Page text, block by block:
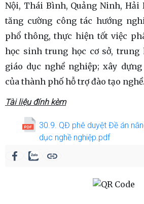
Nội, Thái Bình, Quảng Ninh, Hải
tăng cường công tác hướng
phổ thông, thực hiện tốt việc
học sinh trung học cơ sở, trung
giáo dục nghề nghiệp; xây
của thành phố hỗ trợ đào tạo
Tài liệu đính kèm
30.9. QĐ phê duyệt Đề án
dục nghề nghiệp.pdf